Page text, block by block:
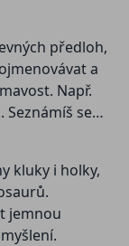
předloh,
a
Např.
se
kluky i holky,
jemnou